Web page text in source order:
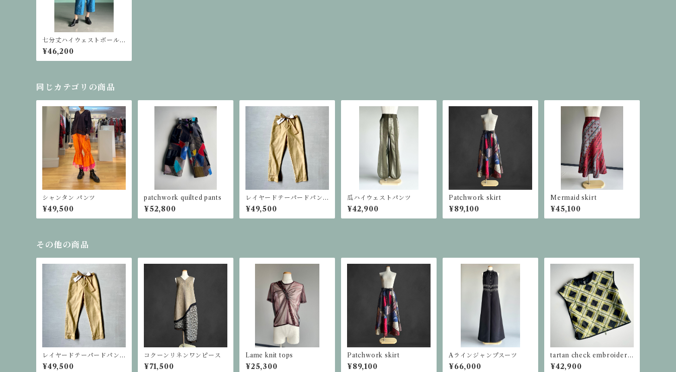
七分丈ハイウェストボール
パンツ
¥46,200
同じカテゴリの商品
シャンタン パンツ
¥49,500
patchwork quilted pants
¥52,800
レイヤードテーパードパン
ツ
¥49,500
瓜ハイウェストパンツ
¥42,900
Patchwork skirt
¥89,100
Mermaid skirt
¥45,100
その他の商品
レイヤードテーパードパン
ツ
¥49,500
コクーンリネンワンピース
¥71,500
Lame knit tops
¥25,300
Patchwork skirt
¥89,100
Aラインジャンプスーツ
¥66,000
tartan check embroidery
tops
¥42,900